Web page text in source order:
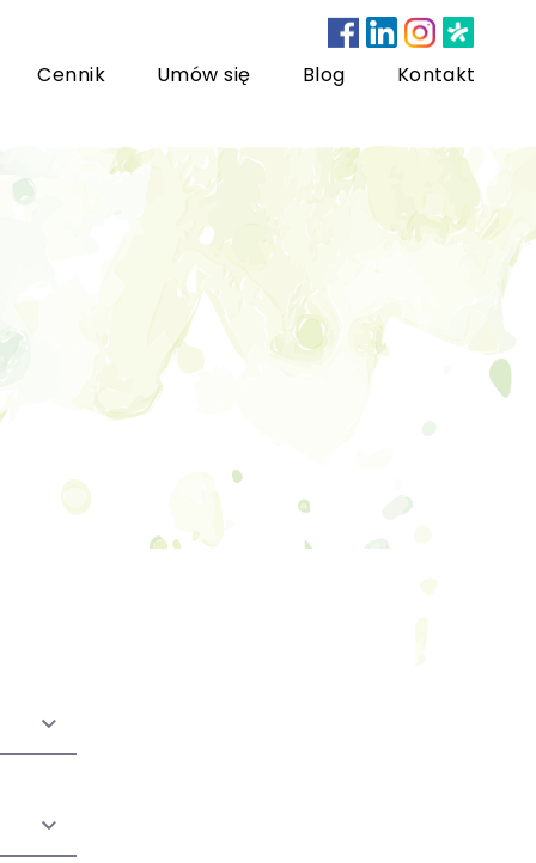
Cennik Umów się Blog Kontakt
bariatryczne
dzieci i młodzieży
rodzinna
Trening Umiejętności Społecznych dla dzieci i